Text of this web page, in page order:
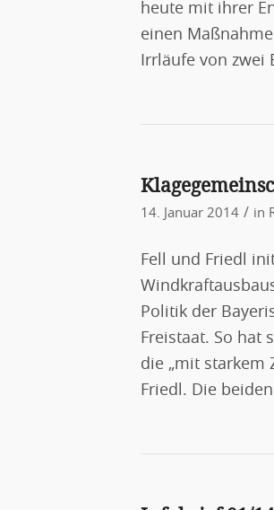
heute mit ihrer
einen
Irrläufe von zwei
14. Januar 2014 / in
Fell und Friedl
Politik der
Freistaat. So hat
die „mit starkem
Friedl. Die